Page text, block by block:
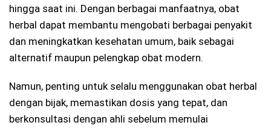
hingga saat ini. Dengan berbagai manfaatnya, obat
herbal dapat membantu mengobati berbagai penyakit
dan meningkatkan kesehatan umum, baik sebagai
alternatif maupun pelengkap obat modern.
Namun, penting untuk selalu menggunakan obat herbal
dengan bijak, memastikan dosis yang tepat, dan
berkonsultasi dengan ahli sebelum memulai